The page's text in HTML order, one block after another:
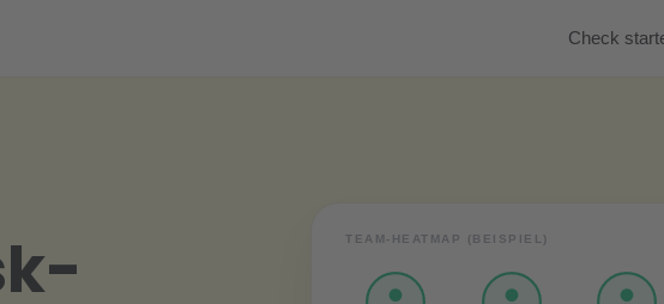
Check
TEAM-HEATMAP (BEISPIEL)